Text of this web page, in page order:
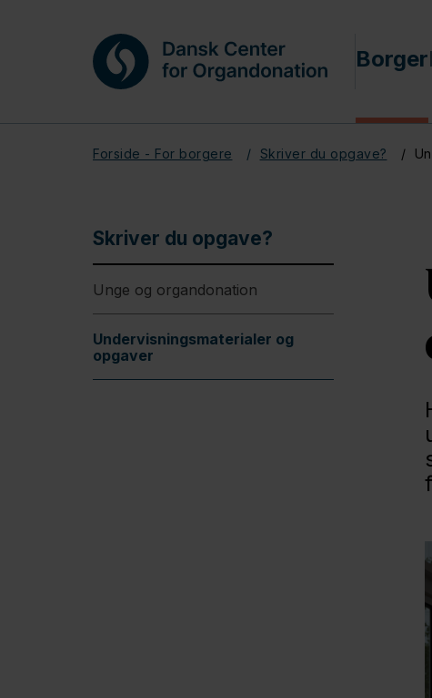
Borger
Forside - For borgere Skriver du opgave?
Skriver du opgave?
Unge og organdonation
Undervisningsmaterialer og
opgaver